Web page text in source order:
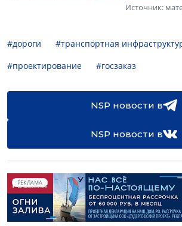
Источник:
#дороги
#транспортная
#проектирование
#госзаказ
NSP новости в
NSP новости в
РЕКЛАМА